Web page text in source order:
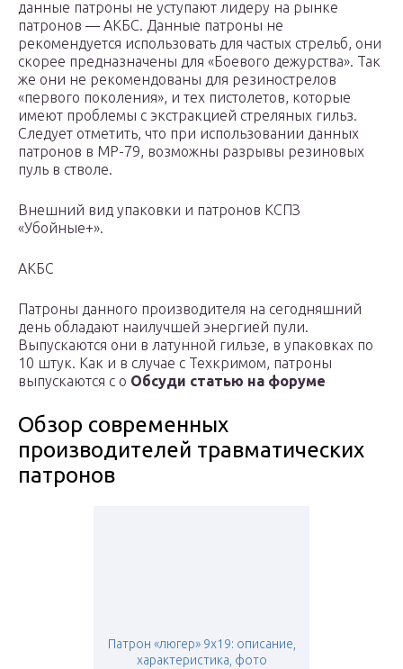
данные патроны не уступают лидеру на рынке
патронов — АКБС. Данные патроны не
рекомендуется использовать для частых стрельб, они
скорее предназначены для «Боевого дежурства». Так
же они не рекомендованы для резинострелов
«первого поколения», и тех пистолетов, которые
имеют проблемы с экстракцией стреляных гильз.
Следует отметить, что при использовании данных
патронов в МР-79, возможны разрывы резиновых
пуль в стволе.
Внешний вид упаковки и патронов КСПЗ
«Убойные+».
АКБС
Патроны данного производителя на сегодняшний
день обладают наилучшей энергией пули.
Выпускаются они в латунной гильзе, в упаковках по
10 штук. Как и в случае с Техкримом, патроны
выпускаются с о Обсуди статью на форуме
Обзор современных
производителей травматических
патронов
Патрон «люгер» 9х19: описание,
характеристика, фото